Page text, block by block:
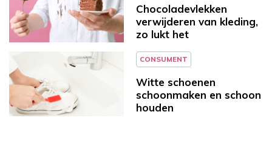
Chocoladevlekken
verwijderen van kleding,
zo lukt het
CONSUMENT
Witte schoenen
schoonmaken en schoon
houden